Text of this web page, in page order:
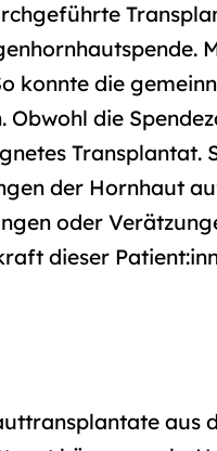
konnte die
die
Transplantat.
der Hornhaut
oder
dieser
aus